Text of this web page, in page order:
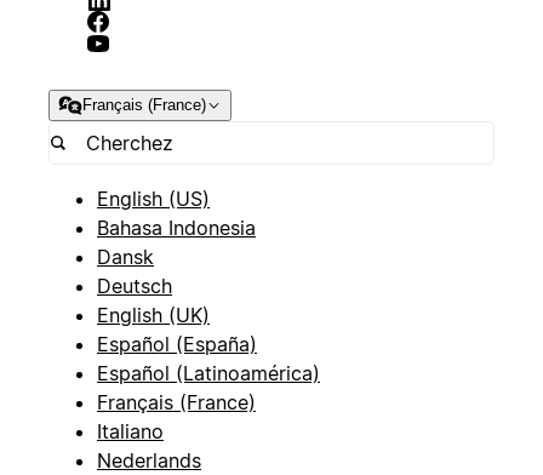
Français (France)
English (US)
Bahasa Indonesia
Dansk
Deutsch
English (UK)
Español (España)
Español (Latinoamérica)
Français (France)
Italiano
Nederlands